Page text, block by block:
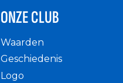
ONZE CLUB
Waarden
Geschiedenis
Logo